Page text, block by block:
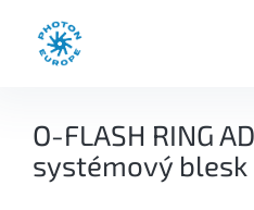
SVĚTLA
DO
FOTOATELIÉRU
O-FLASH RING
systémový blesk